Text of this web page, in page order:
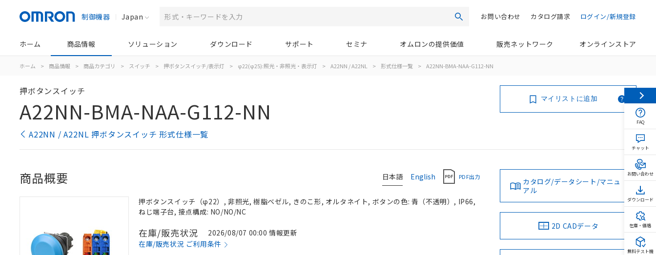
制御機器 Japan 検索 ログイン/新規登録
カタログ請求
お問い合わせ
ホーム 商品情報 ソリューション ダウンロード サポート セミナ オムロンの提供価値 販売ネットワーク オンラインストア
ホーム > 商品情報 > 商品カテゴリ > スイッチ > 押ボタンスイッチ/表示灯 > φ22(φ25):照光・非照光・表示灯 > A22NN / A22NL > 形式仕様一覧 > A22NN-BMA-NAA-G112-NN
押ボタンスイッチ
A22NN-BMA-NAA-G112-NN
A22NN / A22NL 押ボタンスイッチ 形式仕様一覧
マイリストに追加
日本語 English PDF出力
商品概要
押ボタンスイッチ（φ22）, 非照光, 樹脂ベゼル, きのこ形, オルタネイト, ボタンの色: 青（不透明）, IP66,
ねじ端子台, 接点構成: NO/NO/NC
在庫/販売状況
2026/08/07 00:00 情報更新
在庫/販売状況 ご利用条件
カタログ/データシート/マニュ
アル
2D CADデータ
FAQ
チャット
お問い合わせ
ダウンロード
在庫・価格
無料テスト機